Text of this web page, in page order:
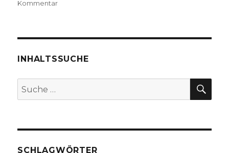
Kommentarzu
schützen!
Intellektuelle
am
neusten
INHALTSSUCHE
Suche
nach:
SCHLAGWÖRTER